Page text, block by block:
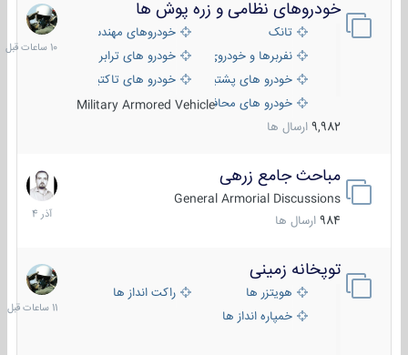
خودروهای نظامی و زره پوش ها
تانک
خودروهای مهندسی
نفربرها و خودروی های رزمی پیاده نظام
خودرو های ترابری نظامی
خودرو های پشتیبانی آتش ، شناسایی و ضد تانک
خودرو های تاکتیکی نظامی
خودرو های محافظت شدهMilitary Armored Vehicle
9,982 ارسال ها
10
ساعات
قبل
مباحث جامع زرهی
General Armorial Discussions
984 ارسال ها
7
آذر
1404
توپخانه زمینی
هویتزر ها
راکت انداز ها
خمپاره انداز ها
11
ساعات
قبل